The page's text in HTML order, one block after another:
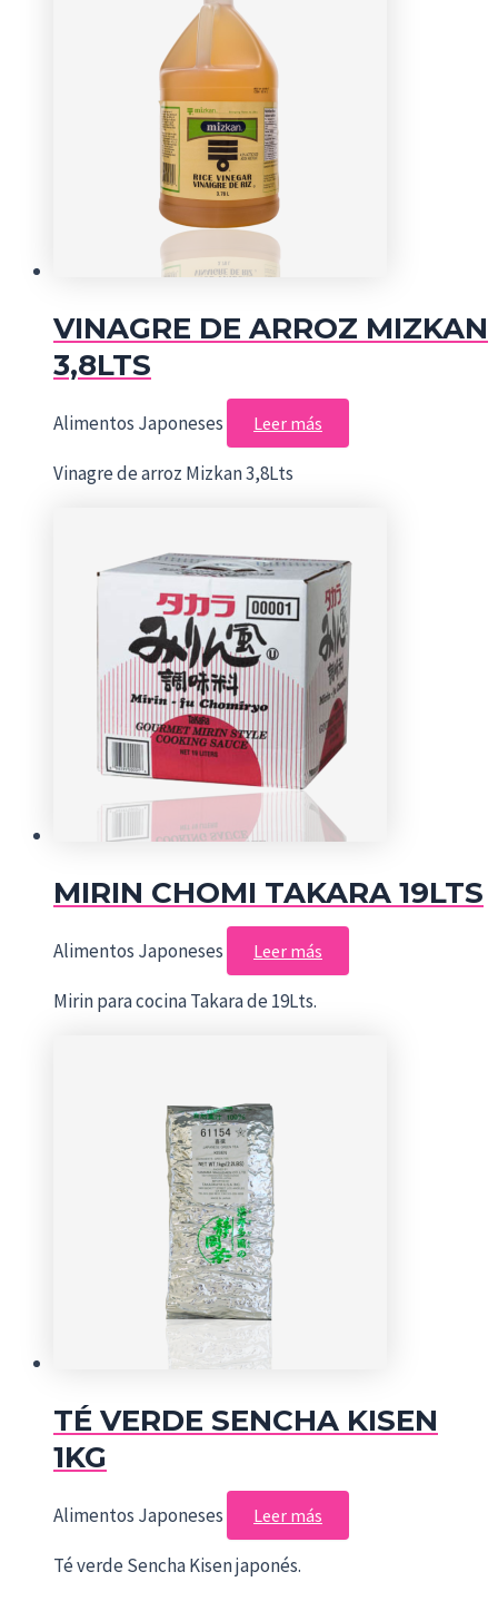
VINAGRE DE ARROZ MIZKAN
3,8LTS
Alimentos Japoneses Leer más
Vinagre de arroz Mizkan 3,8Lts
MIRIN CHOMI TAKARA 19LTS
Alimentos Japoneses Leer más
Mirin para cocina Takara de 19Lts.
TÉ VERDE SENCHA KISEN
1KG
Alimentos Japoneses Leer más
Té verde Sencha Kisen japonés.